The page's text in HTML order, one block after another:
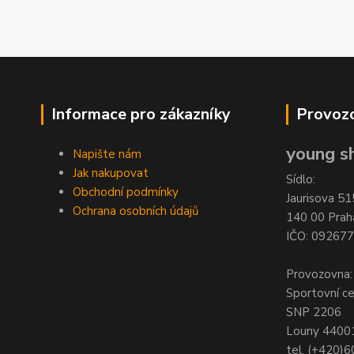
Informace pro zákazníky
Napište nám
Jak nakupovat
Obchodní podmínky
Ochrana osobních údajů
young
Sídlo:
Jaurisova
140 00
IČO:
Provozovna:
Sportovní
SNP 2206
Louny
tel.